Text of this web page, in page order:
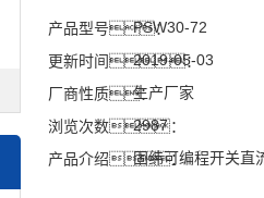
产品型号：PSW30-72
更新时间：
2019-05-03
厂商性质：生产厂家
浏览次数：
2987
产品介绍：固纬可编程开关直